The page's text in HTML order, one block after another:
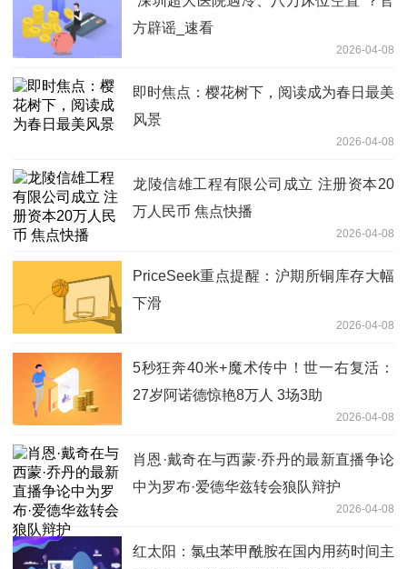
方辟谣_速看
2026-04-08
即时焦点：樱花树下，阅读成为春日最美
风景
2026-04-08
龙陵信雄工程有限公司成立 注册资本20
万人民币 焦点快播
2026-04-08
PriceSeek重点提醒：沪期所铜库存大幅
下滑
2026-04-08
5秒狂奔40米+魔术传中！世一右复活：
27岁阿诺德惊艳8万人 3场3助
2026-04-08
肖恩·戴奇在与西蒙·乔丹的最新直播争论
中为罗布·爱德华兹转会狼队辩护
2026-04-08
红太阳：氯虫苯甲酰胺在国内用药时间主